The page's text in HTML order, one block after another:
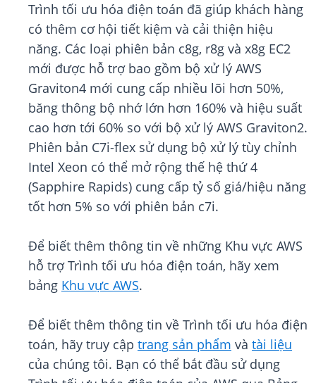
Trình tối ưu hóa điện toán đã giúp khách hàng
có thêm cơ hội tiết kiệm và cải thiện hiệu
năng. Các loại phiên bản c8g, r8g và x8g EC2
mới được hỗ trợ bao gồm bộ xử lý AWS
Graviton4 mới cung cấp nhiều lõi hơn 50%,
băng thông bộ nhớ lớn hơn 160% và hiệu suất
cao hơn tới 60% so với bộ xử lý AWS Graviton2.
Phiên bản C7i-flex sử dụng bộ xử lý tùy chỉnh
Intel Xeon có thể mở rộng thế hệ thứ 4
(Sapphire Rapids) cung cấp tỷ số giá/hiệu năng
tốt hơn 5% so với phiên bản c7i.
Để biết thêm thông tin về những Khu vực AWS
hỗ trợ Trình tối ưu hóa điện toán, hãy xem
bảng Khu vực AWS.
Để biết thêm thông tin về Trình tối ưu hóa điện
toán, hãy truy cập trang sản phẩm và tài liệu
của chúng tôi. Bạn có thể bắt đầu sử dụng